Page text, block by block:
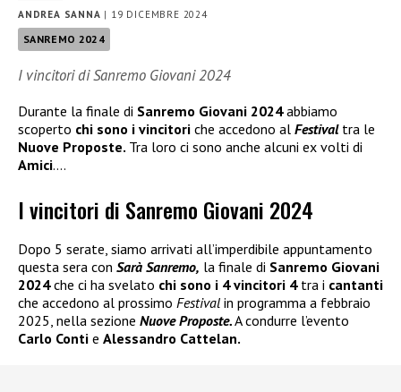
ANDREA SANNA | 19 DICEMBRE 2024
SANREMO 2024
I vincitori di Sanremo Giovani 2024
Durante la finale di Sanremo Giovani 2024abbiamo
scoperto chi sono i vincitori che accedono al Festival tra le
Nuove Proposte. Tra loro ci sono anche alcuni ex volti di
Amici….
I vincitori di Sanremo Giovani 2024
Dopo 5 serate, siamo arrivati all’imperdibile appuntamento
questa sera con Sarà Sanremo, la finale di Sanremo Giovani
2024che ci ha svelato chi sono i 4 vincitori 4 tra i cantanti
che accedono al prossimo Festival in programma a febbraio
2025, nella sezione Nuove Proposte.A condurre l’evento
Carlo Conti e Alessandro Cattelan.